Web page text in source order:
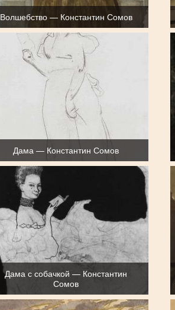
Волшебство — Константин Сомов
Дама — Константин Сомов
Дама с собачкой — Константин
Сомов